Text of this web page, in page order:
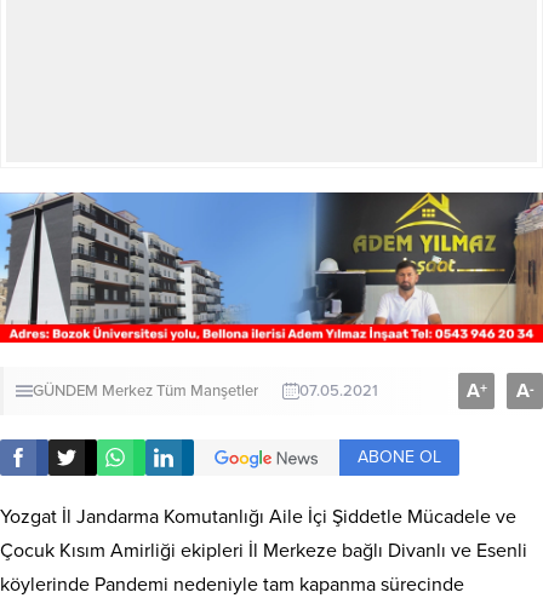
GÜNDEM MerkezTüm Manşetler 07.05.2021 A+ A-
ABONE OL
Yozgat İl Jandarma Komutanlığı Aile İçi Şiddetle Mücadele ve
Çocuk Kısım Amirliği ekipleri İl Merkeze bağlı Divanlı ve Esenli
köylerinde Pandemi nedeniyle tam kapanma sürecinde